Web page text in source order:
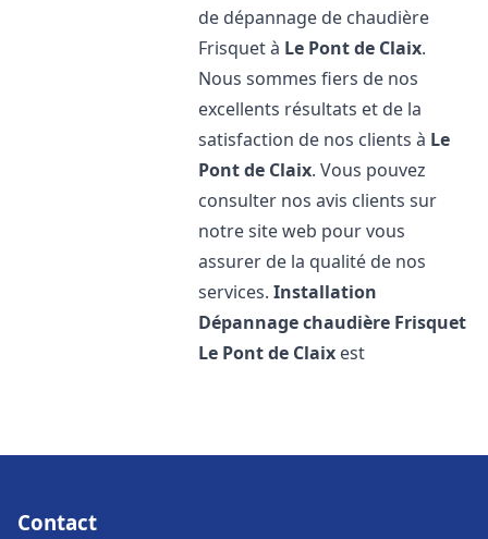
de dépannage de chaudière
Frisquet à Le Pont de Claix.
Nous sommes fiers de nos
excellents résultats et de la
satisfaction de nos clients à Le
Pont de Claix. Vous pouvez
consulter nos avis clients sur
notre site web pour vous
assurer de la qualité de nos
services.Installation
Dépannage chaudière Frisquet
Le Pont de Claix est
Contact